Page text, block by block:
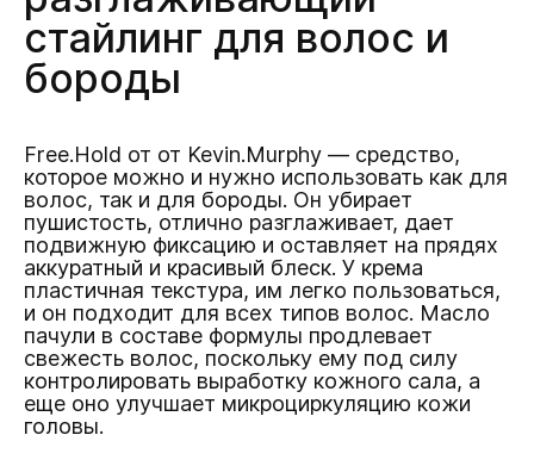
стайлинг для волос и
бороды
Free.Hold от от Kevin.Murphy — средство,
которое можно и нужно использовать как для
волос, так и для бороды. Он убирает
пушистость, отлично разглаживает, дает
подвижную фиксацию и оставляет на прядях
аккуратный и красивый блеск. У крема
пластичная текстура, им легко пользоваться,
и он подходит для всех типов волос. Масло
пачули в составе формулы продлевает
свежесть волос, поскольку ему под силу
контролировать выработку кожного сала, а
еще оно улучшает микроциркуляцию кожи
головы.